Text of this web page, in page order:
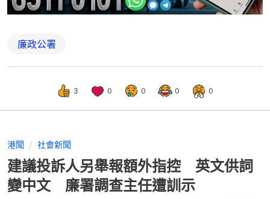
廉政公署
3 0 0 0 0
港聞 社會新聞
建議投訴人另舉報額外指控 英文供詞
變中文 廉署調查主任遭訓示